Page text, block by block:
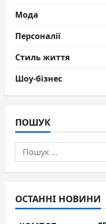
Мода
Персоналії
Стиль життя
Шоу-бізнес
ПОШУК
Пошук:
ОСТАННІ НОВИНИ